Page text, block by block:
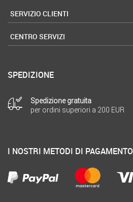
SERVIZIO CLIENTI
CENTRO SERVIZI
SPEDIZIONE
Spedizione gratuita
per ordini superiori a 200 EUR
I NOSTRI METODI DI PAGAMENTO